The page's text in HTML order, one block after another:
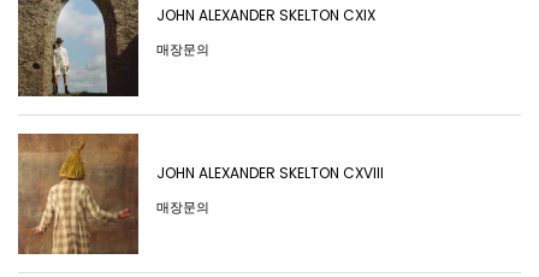
JOHN ALEXANDER SKELTON CXIX
매장문의
JOHN ALEXANDER SKELTON CXVIII
매장문의